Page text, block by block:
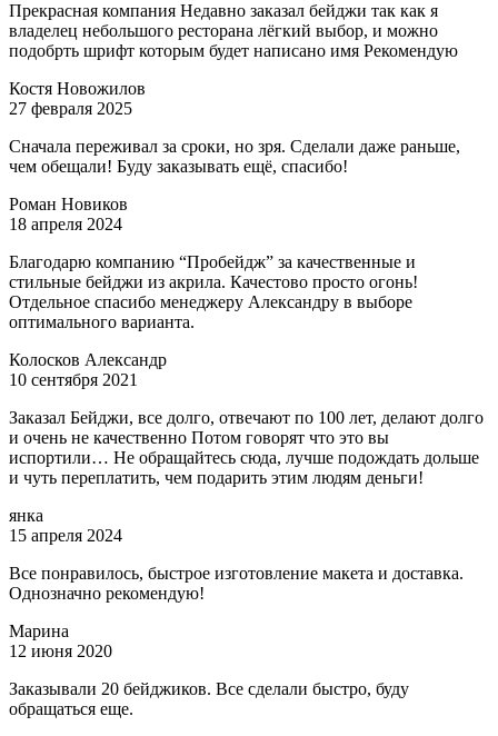
Прекрасная компания Недавно заказал бейджи так как я
владелец небольшого ресторана лёгкий выбор, и можно
подобрть шрифт которым будет написано имя Рекомендую
Костя Новожилов
27 февраля 2025
Сначала переживал за сроки, но зря. Сделали даже раньше,
чем обещали! Буду заказывать ещё, спасибо!
Роман Новиков
18 апреля 2024
Благодарю компанию “Пробейдж” за качественные и
стильные бейджи из акрила. Качестово просто огонь!
Отдельное спасибо менеджеру Александру в выборе
оптимального варианта.
Колосков Александр
10 сентября 2021
Заказал Бейджи, все долго, отвечают по 100 лет, делают долго
и очень не качественно Потом говорят что это вы
испортили… Не обращайтесь сюда, лучше подождать дольше
и чуть переплатить, чем подарить этим людям деньги!
янка
15 апреля 2024
Все понравилось, быстрое изготовление макета и доставка.
Однозначно рекомендую!
Марина
12 июня 2020
Заказывали 20 бейджиков. Все сделали быстро, буду
обращаться еще.